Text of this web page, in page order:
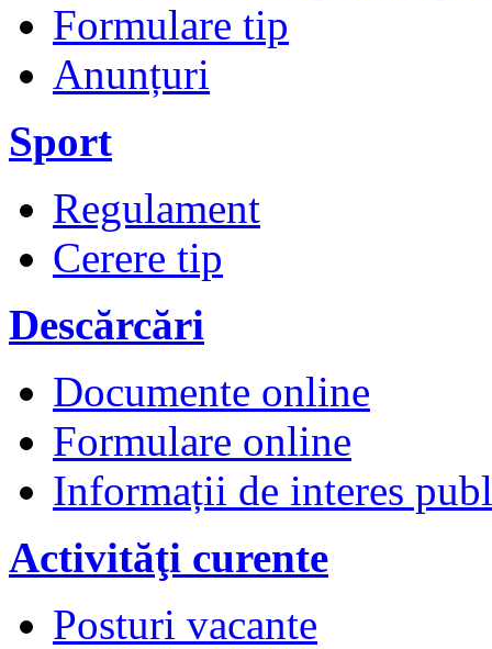
Formulare tip
Anunțuri
Sport
Regulament
Cerere tip
Descărcări
Documente online
Formulare online
Informații de interes
Activităţi curente
Posturi vacante